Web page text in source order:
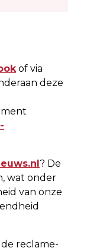
of via
deze
? De
wat onder
van onze
reclame-